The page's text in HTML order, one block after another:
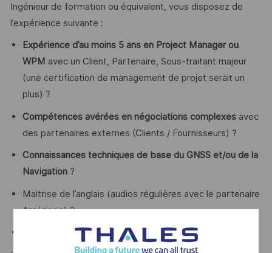
Ingénieur de formation ou équivalent, vous disposez de
l’expérience suivante :
Expérience d’au moins 5 ans en Project Manager ou
WPM avec un Client, Partenaire, Sous-traitant majeur
(une certification de management de projet serait un
plus) ?
Compétences avérées en négociations complexesavec
des partenaires externes (Clients / Fournisseurs) ?
Connaissances techniques de base du GNSS et/ou de la
Navigation?
Maitrise de l’anglais (audios régulières avec le partenaire
Américain) ?
La connaissance des marchés publics serait un plus.